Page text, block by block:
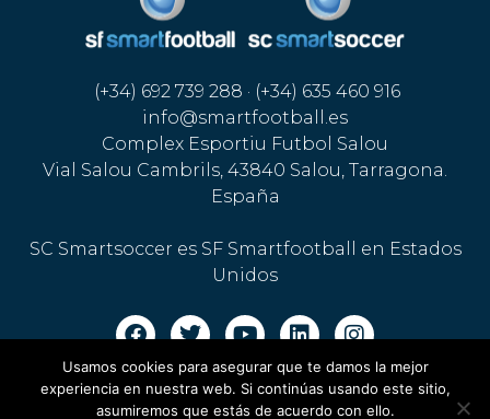
(+34) 692 739 288 · (+34) 635 460 916
info@smartfootball.es
Complex Esportiu Futbol Salou
Vial Salou Cambrils, 43840 Salou, Tarragona.
España
SC Smartsoccer es SF Smartfootball en Estados
Unidos
Aviso legal · Política de cookies·Política de privacidad
Usamos cookies para asegurar que te damos la mejor
experiencia en nuestra web. Si continúas usando este sitio,
asumiremos que estás de acuerdo con ello.